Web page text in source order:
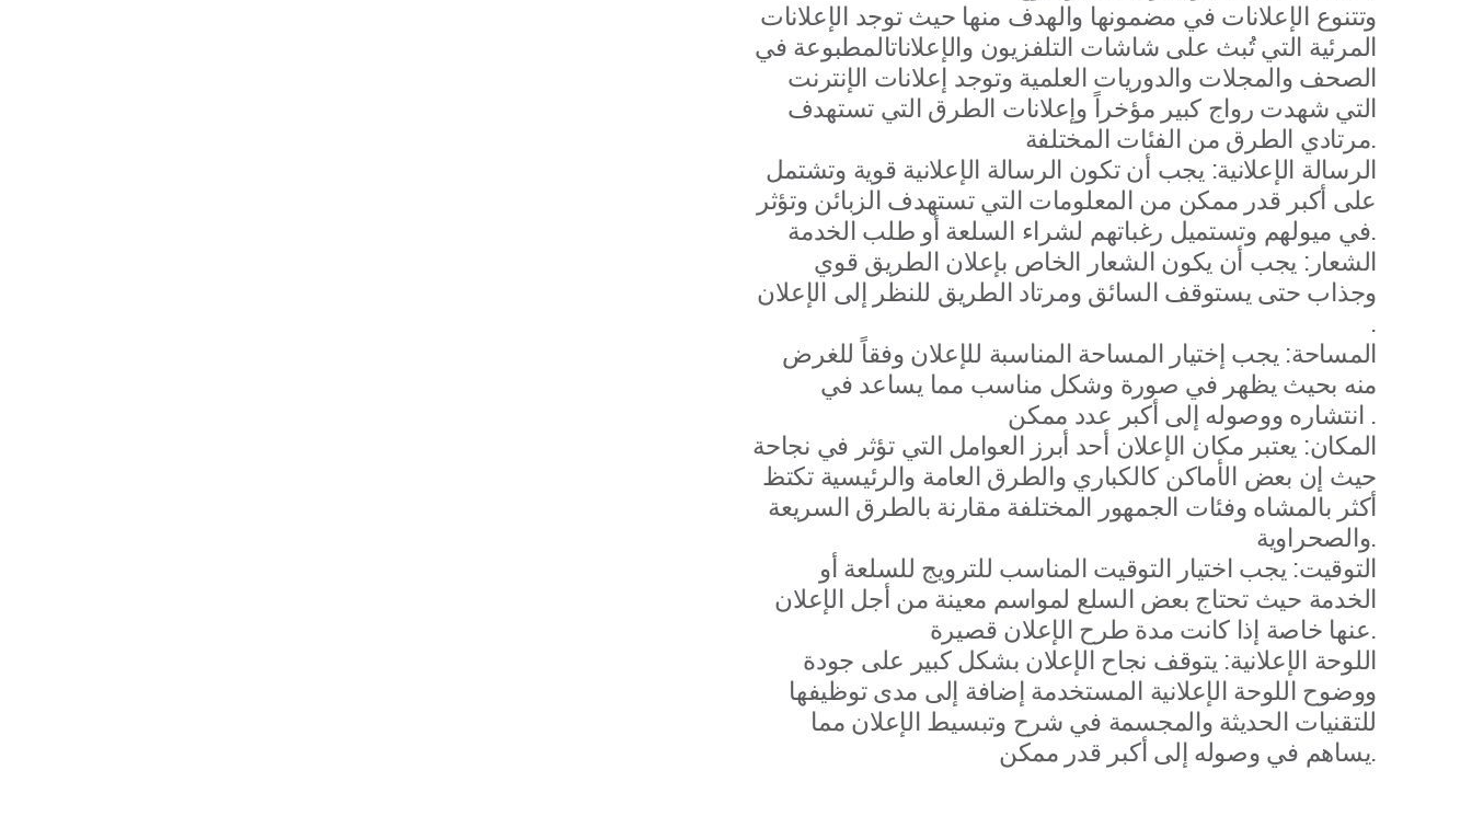
وتتنوع الإعلانات في مضمونها والهدف منها حيث توجد الإعلانات
المرئية التي تُبث على شاشات التلفزيون والإعلاناتالمطبوعة في
الصحف والمجلات والدوريات العلمية وتوجد إعلانات الإنترنت
التي شهدت رواج كبير مؤخراً وإعلانات الطرق التي تستهدف
مرتادي الطرق من الفئات المختلفة.
الرسالة الإعلانية: يجب أن تكون الرسالة الإعلانية قوية وتشتمل
على أكبر قدر ممكن من المعلومات التي تستهدف الزبائن وتؤثر
في ميولهم وتستميل رغباتهم لشراء السلعة أو طلب الخدمة.
الشعار : يجب أن يكون الشعار الخاص بإعلان الطريق قوي
وجذاب حتى يستوقف السائق ومرتاد الطريق للنظر إلى الإعلان
.
المساحة: يجب إختيار المساحة المناسبة للإعلان وفقاً للغرض
منه بحيث يظهر في صورة وشكل مناسب مما يساعد في
انتشاره ووصوله إلى أكبر عدد ممكن .
المكان: يعتبر مكان الإعلان أحد أبرز العوامل التي تؤثر في نجاحة
حيث إن بعض الأماكن كالكباري والطرق العامة والرئيسية تكتظ
أكثر بالمشاه وفئات الجمهور المختلفة مقارنة بالطرق السريعة
والصحراوية.
التوقيت: يجب اختيار التوقيت المناسب للترويج للسلعة أو
الخدمة حيث تحتاج بعض السلع لمواسم معينة من أجل الإعلان
عنها خاصة إذا كانت مدة طرح الإعلان قصيرة.
اللوحة الإعلانية: يتوقف نجاح الإعلان بشكل كبير على جودة
ووضوح اللوحة الإعلانية المستخدمة إضافة إلى مدى توظيفها
للتقنيات الحديثة والمجسمة في شرح وتبسيط الإعلان مما
يساهم في وصوله إلى أكبر قدر ممكن.